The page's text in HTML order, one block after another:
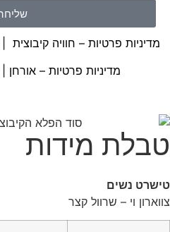
מדיניות פרטיות – חוויה קיבוצית
מדיניות פרטיות – אורחן
טבלת מידות
טישרט נשים
צווארון וי – שרוול קצר